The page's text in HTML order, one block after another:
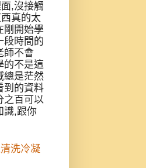
,沒接觸
真的太
剛開始學
段時間的
師不會
的不是這
總是茫然
到的資料
之百可以
識,跟你
洗冷凝